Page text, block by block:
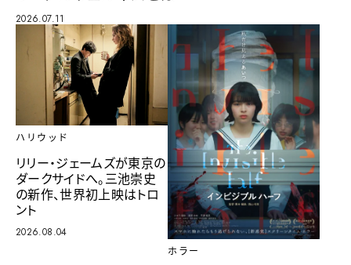
2026.07.11
ハリウッド
リリー・ジェームズが東京の
ダークサイドへ。三池崇史
の新作、世界初上映はトロ
ント
2026.08.04
ホラー